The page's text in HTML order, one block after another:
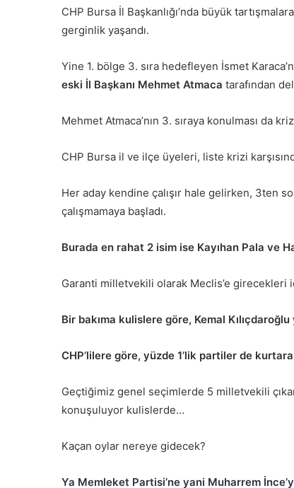
CHP Bursa İl Başkanlığı’nda büyük
gerginlik yaşandı.
Yine 1. bölge 3. sıra hedefleyen İsmet
eski İl Başkanı Mehmet Atmaca tarafından
Mehmet Atmaca’nın 3. sıraya konulması da
CHP Bursa il ve ilçe üyeleri, liste krizi
Her aday kendine çalışır hale gelirken, 3ten
çalışmamaya başladı.
Burada en rahat 2 isim ise Kayıhan Pala ve
Garanti milletvekili olarak Meclis’e girecekleri
Bir bakıma kulislere göre, Kemal Kılıçdaroğlu
CHP’lilere göre, yüzde 1’lik partiler de
Geçtiğimiz genel seçimlerde 5 milletvekili
konuşuluyor kulislerde…
Kaçan oylar nereye gidecek?
Ya Memleket Partisi’ne yani Muharrem